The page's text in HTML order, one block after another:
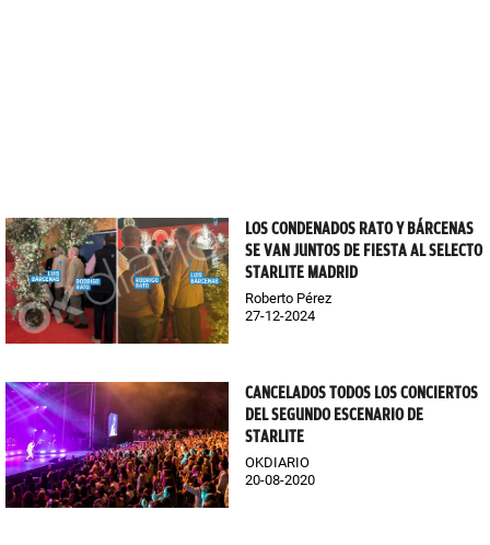
LOS CONDENADOS RATO Y BÁRCENAS
SE VAN JUNTOS DE FIESTA AL SELECTO
STARLITE MADRID
Roberto Pérez
27-12-2024
CANCELADOS TODOS LOS CONCIERTOS
DEL SEGUNDO ESCENARIO DE
STARLITE
OKDIARIO
20-08-2020